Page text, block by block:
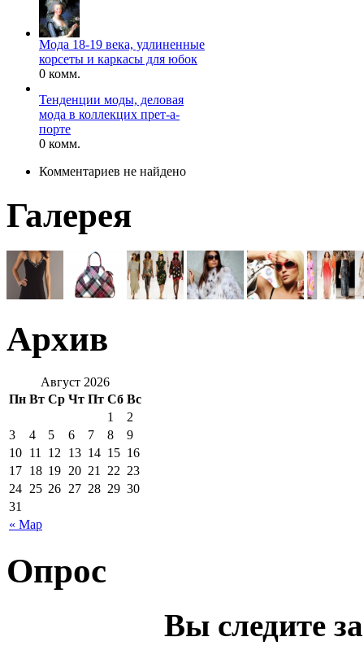
Мода 18-19 века, удлиненные
корсеты и каркасы для юбок
0 комм.
Тенденции моды, деловая
мода в коллекцих прет-а-
порте
0 комм.
Комментариев не найдено
Галерея
Архив
Август 2026
Пн Вт Ср Чт Пт Сб Вс
« Мар
1
2
3
4 5 6 7 8
9
10 11 12 13 14 15 16
17 18 19 20 21 22 23
24 25 26 27 28 29 30
31
Опрос
Вы следите